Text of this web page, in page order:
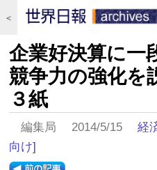
＜
企業好決算に一
競争力の強化を
３紙
編集局 2014/5/15経
向け]